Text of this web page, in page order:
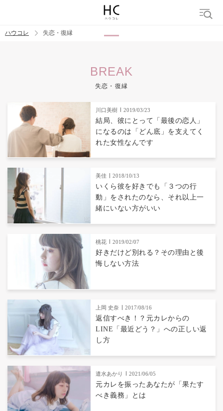
都合のいい女
ハウコレ 失恋・復縁
BREAK
失恋・復縁
川口美樹 2019/03/23
結局、彼にとって「最後の恋人」
になるのは「どん底」を支えてく
れた女性なんです
美佳 2018/10/13
いくら彼を好きでも「３つの行
動」をされたのなら、それ以上一
緒にいない方がいい
桃花 2019/02/07
好きだけど別れる？その理由と後
悔しない方法
上岡 史奈 2017/08/16
返信すべき！？元カレからの
LINE「最近どう？」への正しい返
し方
遣水あかり 2021/06/05
元カレを振ったあなたが「果たす
べき義務」とは